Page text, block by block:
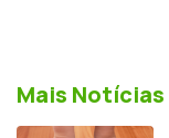
Mais Notícias